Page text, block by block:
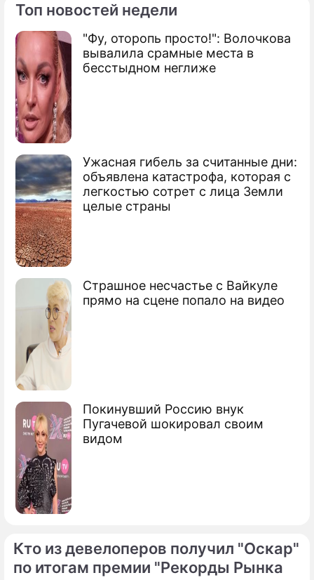
Топ новостей недели
"Фу, оторопь просто!": Волочкова
вывалила срамные места в
бесстыдном неглиже
Ужасная гибель за считанные дни:
объявлена катастрофа, которая с
легкостью сотрет с лица Земли
целые страны
Страшное несчастье с Вайкуле
прямо на сцене попало на видео
Покинувший Россию внук
Пугачевой шокировал своим
видом
По теме
Продолжение: Самые
"Нелюбовь" Звягинцева одержала
первую победу на "Оскаре"
"Нелюбовь" Звягинцева номинирована
на "Золотой глобус"
Кто из девелоперов получил "Оскар"
по итогам премии "Рекорды Рынка